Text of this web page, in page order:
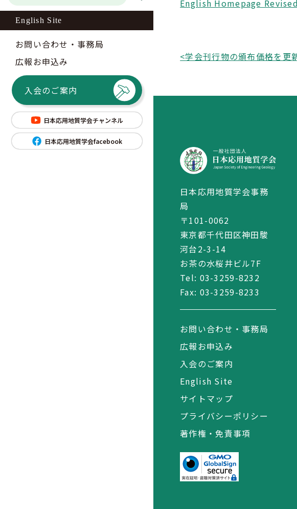
English Site
お問い合わせ・事務局
広報お申込み
入会のご案内
日本応用地質学会チャンネル
日本応用地質学会facebook
English Homepage Revised
<
日本応用地質学会事務
局
〒101-0062
東京都千代田区神田駿
河台2-3-14
お茶の水桜井ビル7F
Tel: 03-3259-8232
Fax: 03-3259-8233
お問い合わせ・事務局
広報お申込み
入会のご案内
English Site
サイトマップ
プライバシーポリシー
著作権・免責事項